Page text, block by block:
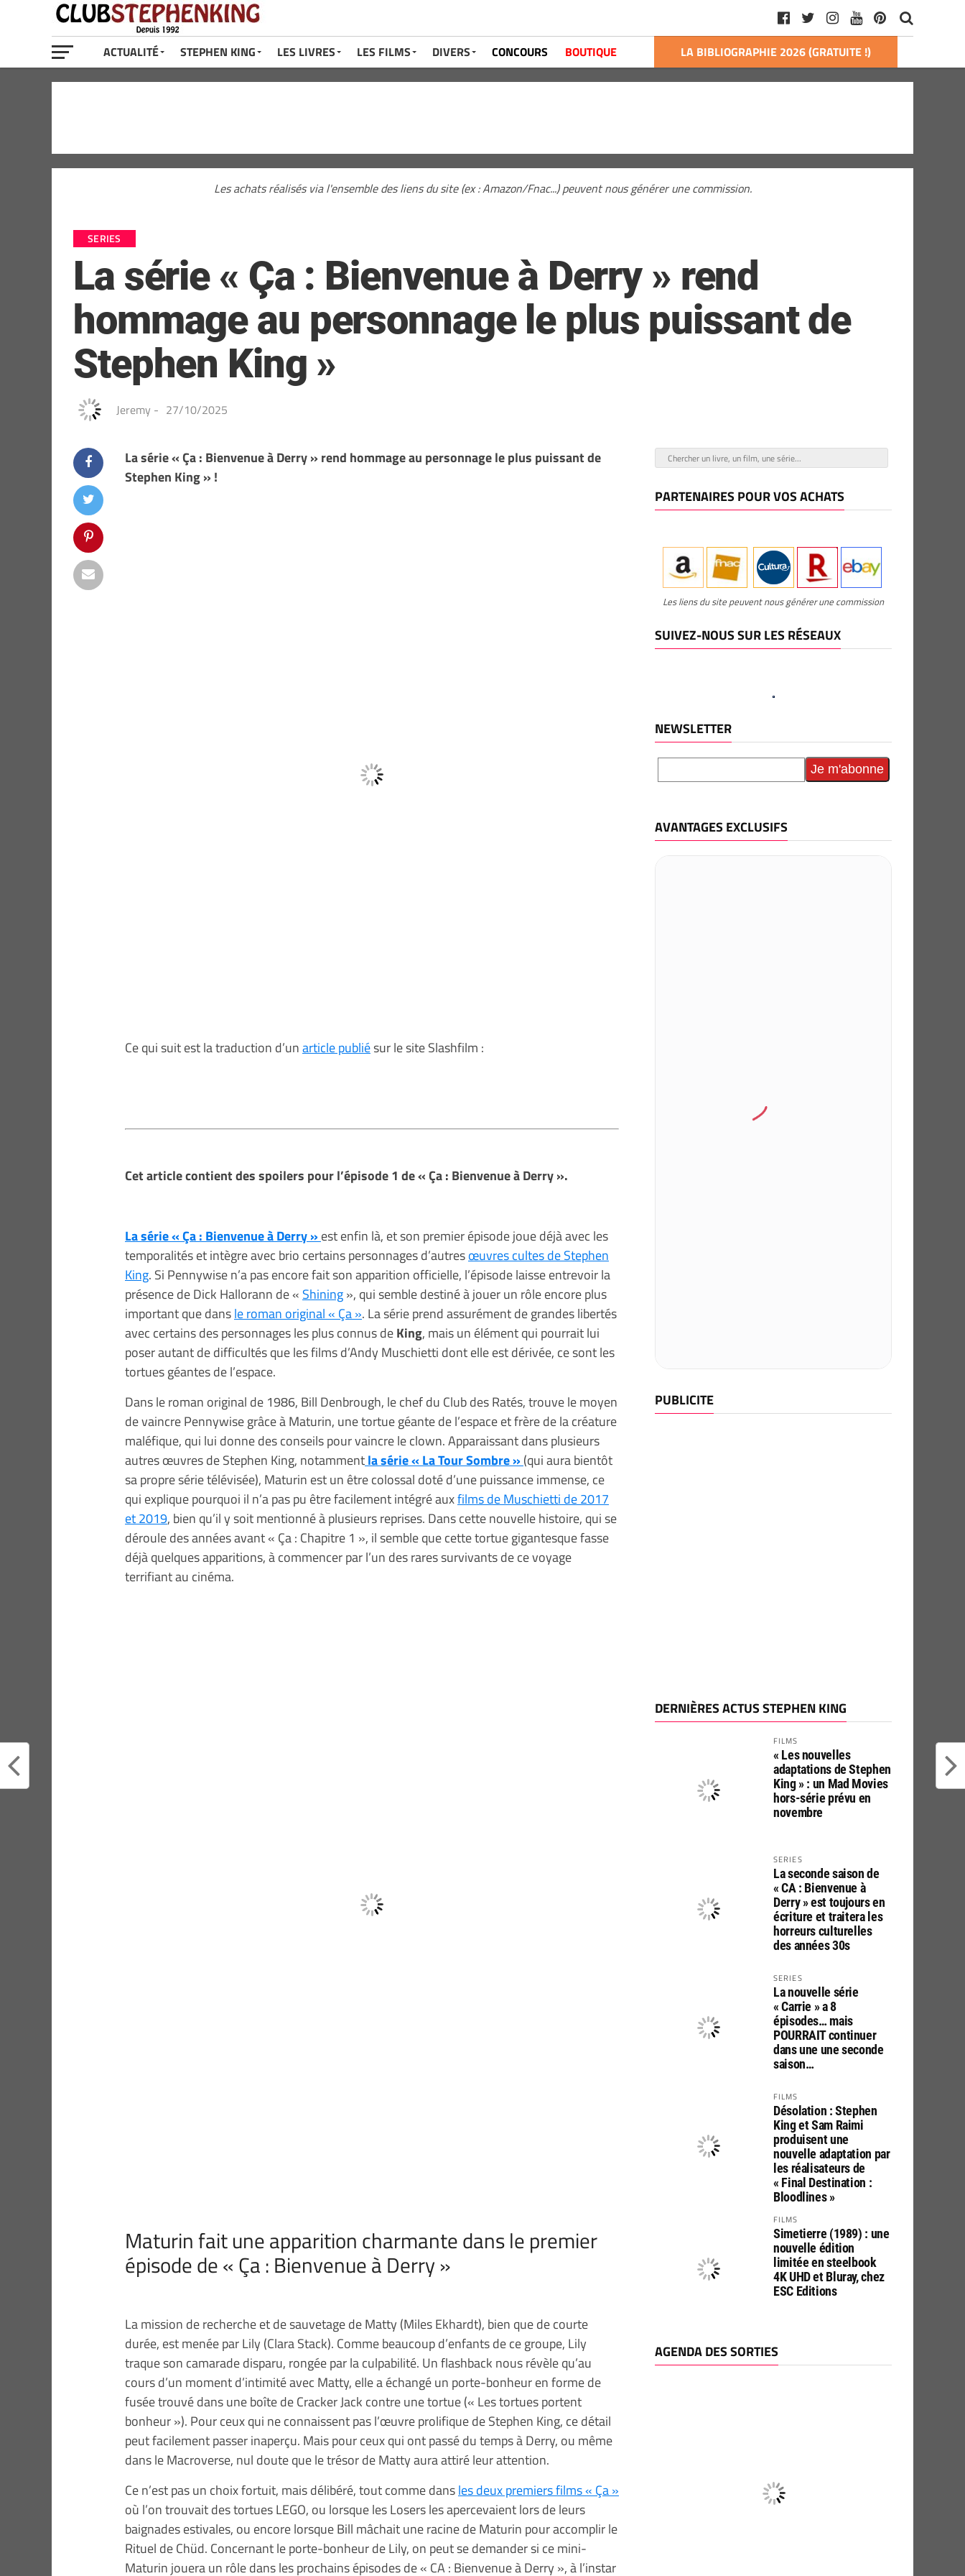
ACTUALITÉ STEPHEN KING LES LIVRES LES FILMS DIVERS CONCOURS BOUTIQUE LA BIBLIOGRAPHIE 2026 (GRATUITE !)
Les achats réalisés via l'ensemble des liens du site (ex : Amazon/Fnac...) peuvent nous générer une commission.
SERIES
La série « Ça : Bienvenue à Derry » rend
hommage au personnage le plus puissant de
Stephen King »
Jeremy - 27/10/2025
La série « Ça : Bienvenue à Derry » rend hommage au personnage le plus puissant de
Stephen King » !
Ce qui suit est la traduction d’unarticle publiésur le site Slashfilm :
Cet article contient des spoilers pour l’épisode 1 de « Ça : Bienvenue à Derry ».
La série « Ça : Bienvenue à Derry »est enfin là, et son premier épisode joue déjà avec les
temporalités et intègre avec brio certains personnages d’autresœuvres cultes de Stephen
King. Si Pennywise n’a pas encore fait son apparition officielle, l’épisode laisse entrevoir la
présence de Dick Hallorann de « Shining», qui semble destiné à jouer un rôle encore plus
important que dansle roman original « Ça ». La série prend assurément de grandes libertés
avec certains des personnages les plus connus deKing, mais un élément qui pourrait lui
poser autant de difficultés que les films d’Andy Muschietti dont elle est dérivée, ce sont les
tortues géantes de l’espace.
Dans le roman original de 1986, Bill Denbrough, le chef du Club des Ratés, trouve le moyen
de vaincre Pennywise grâce à Maturin, une tortue géante de l’espace et frère de la créature
maléfique, qui lui donne des conseils pour vaincre le clown. Apparaissant dans plusieurs
autres œuvres de Stephen King, notammentla série « La Tour Sombre »(qui aura bientôt
sa propre série télévisée), Maturin est un être colossal doté d’une puissance immense, ce
qui explique pourquoi il n’a pas pu être facilement intégré auxfilms de Muschietti de 2017
et 2019, bien qu’il y soit mentionné à plusieurs reprises. Dans cette nouvelle histoire, qui se
déroule des années avant « Ça : Chapitre 1 », il semble que cette tortue gigantesque fasse
déjà quelques apparitions, à commencer par l’un des rares survivants de ce voyage
terrifiant au cinéma.
Maturin fait une apparition charmante dans le premier
épisode de « Ça : Bienvenue à Derry »
La mission de recherche et de sauvetage de Matty (Miles Ekhardt), bien que de courte
durée, est menée par Lily (Clara Stack). Comme beaucoup d’enfants de ce groupe, Lily
traque son camarade disparu, rongée par la culpabilité. Un flashback nous révèle qu’au
cours d’un moment d’intimité avec Matty, elle a échangé un porte-bonheur en forme de
fusée trouvé dans une boîte de Cracker Jack contre une tortue (« Les tortues portent
bonheur »). Pour ceux qui ne connaissent pas l’œuvre prolifique de Stephen King, ce détail
peut facilement passer inaperçu. Mais pour ceux qui ont passé du temps à Derry, ou même
dans le Macroverse, nul doute que le trésor de Matty aura attiré leur attention.
Ce n’est pas un choix fortuit, mais délibéré, tout comme dansles deux premiers films « Ça »
où l’on trouvait des tortues LEGO, ou lorsque les Losers les apercevaient lors de leurs
baignades estivales, ou encore lorsque Bill mâchait une racine de Maturin pour accomplir le
Rituel de Chüd. Concernant le porte-bonheur de Lily, on peut se demander si ce mini-
Maturin jouera un rôle dans les prochains épisodes de « CA : Bienvenue à Derry », à l’instar
PARTENAIRES POUR VOS ACHATS
Les liens du site peuvent nous générer une commission
SUIVEZ-NOUS SUR LES RÉSEAUX
NEWSLETTER
AVANTAGES EXCLUSIFS
PUBLICITE
DERNIÈRES ACTUS STEPHEN KING
FILMS
« Les nouvelles
adaptations de Stephen
King » : un Mad Movies
hors-série prévu en
novembre
SERIES
La seconde saison de
« CA : Bienvenue à
Derry » est toujours en
écriture et traitera les
horreurs culturelles
des années 30s
SERIES
La nouvelle série
« Carrie » a 8
épisodes… mais
POURRAIT continuer
dans une une seconde
saison…
FILMS
Désolation : Stephen
King et Sam Raimi
produisent une
nouvelle adaptation par
les réalisateurs de
« Final Destination :
Bloodlines »
FILMS
Simetierre (1989) : une
nouvelle édition
limitée en steelbook
4K UHD et Bluray, chez
ESC Editions
AGENDA DES SORTIES